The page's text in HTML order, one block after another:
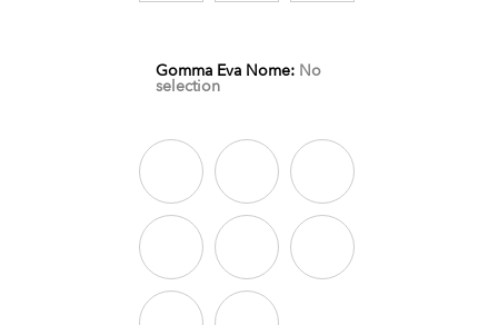
Gomma Eva Nome: No
selection